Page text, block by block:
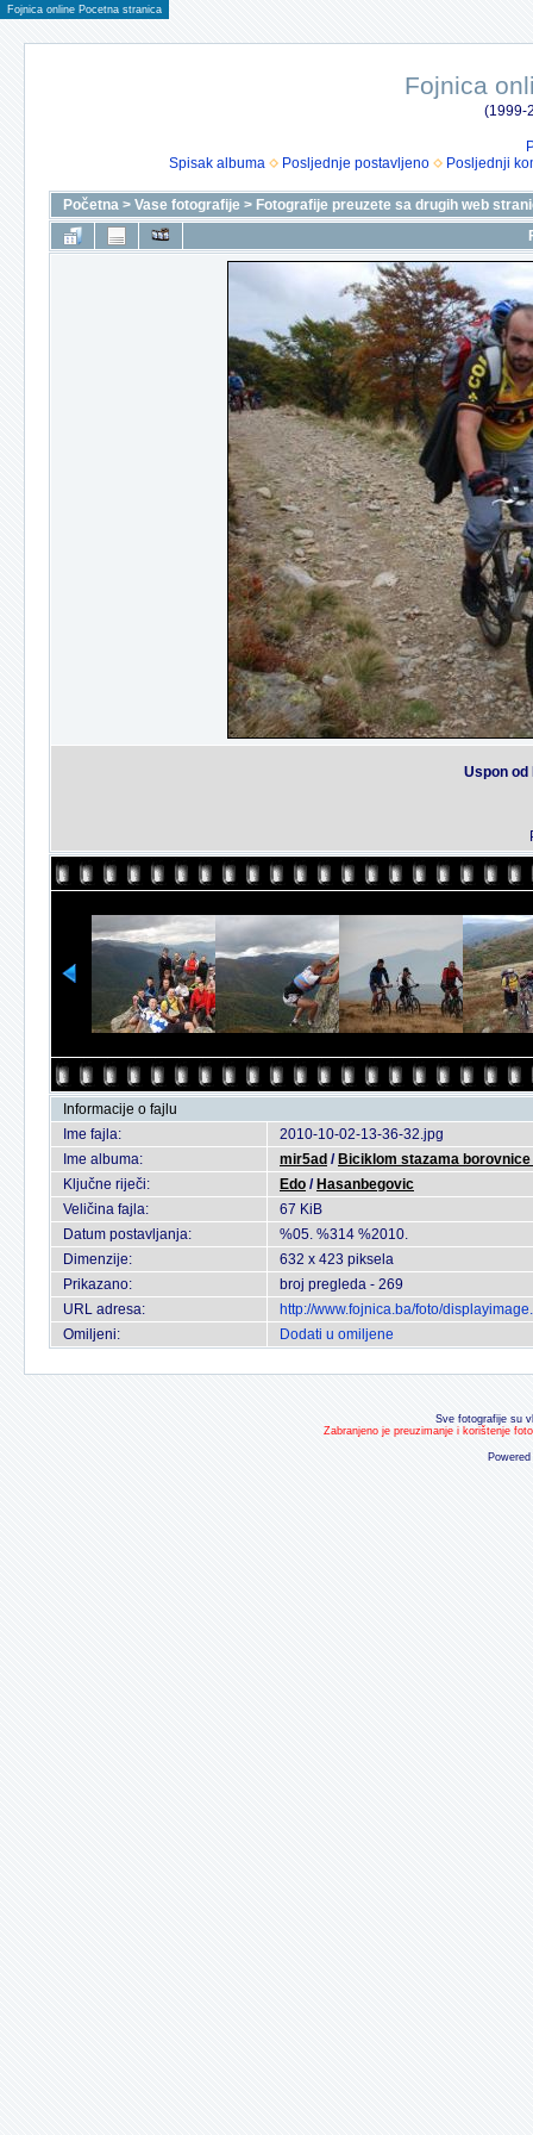
Fojnica online Pocetna stranica
Fojnica
(1999-
Spisak albuma
Posljednje postavljeno Posljednji
Početna > Vase fotografije > Fotografije preuzete sa drugih web
Uspon od
Informacije o fajlu
Ime fajla:
2010-10-02-13-36-32.jpg
Ime albuma:
mir5ad / Biciklom stazama
Ključne riječi:
Edo / Hasanbegovic
Veličina fajla:
67 KiB
Datum postavljanja:
%05. %314 %2010.
Dimenzije:
632 x 423 piksela
Prikazano:
broj pregleda - 269
URL adresa:
http://www.fojnica.ba/foto/
Omiljeni:
Dodati u omiljene
Sve fotografije su
Zabranjeno je preuzimanje i korištenje